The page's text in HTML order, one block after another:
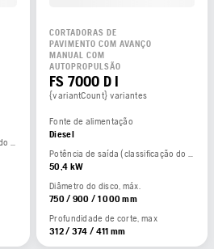
Potência de saída (classificação do fabricante)
CORTADORAS DE
PAVIMENTO COM AVANÇO
MANUAL COM
AUTOPROPULSÃO
FS 7000 D I
{variantCount} variantes
Fonte de alimentação
Diesel
Potência de saída (classificação do fabricante)
50,4 kW
Diâmetro do disco, máx.
750 / 900 / 1 000 mm
Profundidade de corte, max
312 / 374 / 411 mm